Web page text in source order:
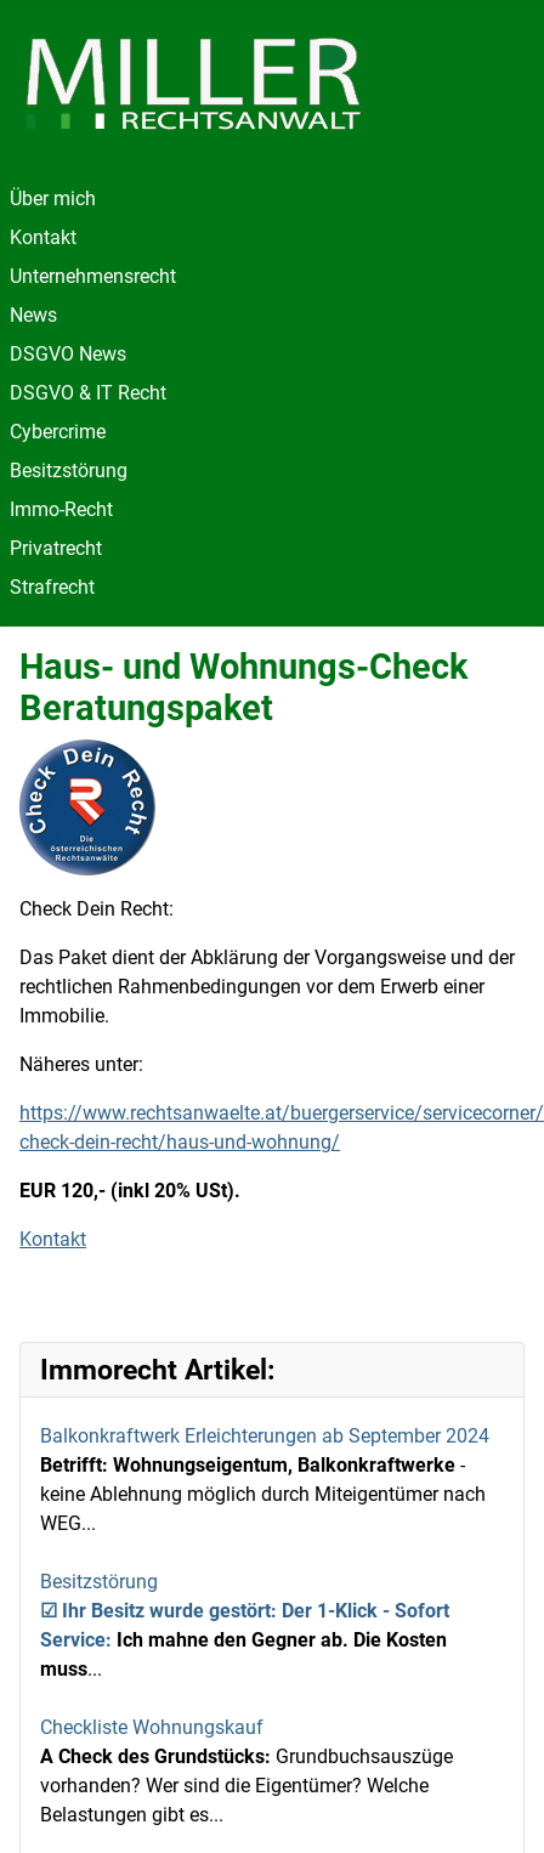
Über mich
Kontakt
Unternehmensrecht
News
DSGVO News
DSGVO & IT Recht
Cybercrime
Besitzstörung
Immo-Recht
Privatrecht
Strafrecht
Haus- und Wohnungs-Check
Beratungspaket
Check Dein Recht:
Das Paket dient der Abklärung der Vorgangsweise und der
rechtlichen Rahmenbedingungen vor dem Erwerb einer
Immobilie.
Näheres unter:
https://www.rechtsanwaelte.at/buergerservice/
check-dein-recht/haus-und-wohnung/
EUR 120,- (inkl 20% USt).
Kontakt
Immorecht Artikel:
Balkonkraftwerk Erleichterungen ab September 2024
Betrifft: Wohnungseigentum, Balkonkraftwerke -
keine Ablehnung möglich durch Miteigentümer nach
WEG...
Besitzstörung
☑ Ihr Besitz wurde gestört: Der 1-Klick - Sofort
Service: Ich mahne den Gegner ab. Die Kosten
muss...
Checkliste Wohnungskauf
A Check des Grundstücks: Grundbuchsauszüge
vorhanden? Wer sind die Eigentümer? Welche
Belastungen gibt es...